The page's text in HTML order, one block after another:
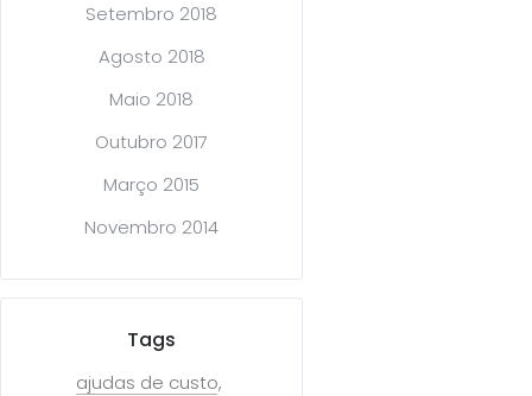
Setembro 2018
Agosto 2018
Maio 2018
Outubro 2017
Março 2015
Novembro 2014
Tags
ajudas de custo